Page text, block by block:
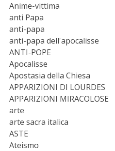
Anime-vittima
anti Papa
anti-papa
anti-papa dell'apocalisse
ANTI-POPE
Apocalisse
Apostasia della Chiesa
APPARIZIONI DI LOURDES
APPARIZIONI MIRACOLOSE
arte
arte sacra italica
ASTE
Ateismo